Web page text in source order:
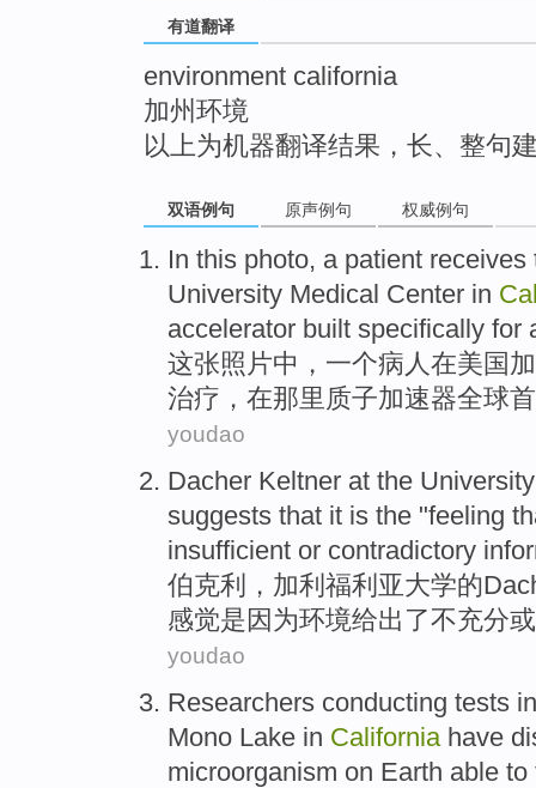
有道翻译
environment california
加州环境
以上为机器翻译结果，长、整句
双语例句 原声例句 权威例句
In this photo, a patient receives
University Medical Center in
accelerator built specifically for
这张照片中 ， 一个病人在美国
治疗 ， 在那里 质子加速器全球
youdao
Dacher Keltner at the University
suggests that it is the "feeling
insufficient or contradictory
伯克利，加利福利亚大学的
感觉是因为环境给出 了不充分
youdao
Researchers conducting tests
Mono Lake in California have
microorganism on Earth able to